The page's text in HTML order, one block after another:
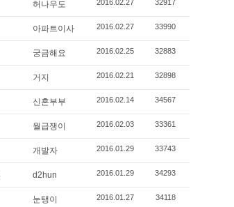
허나우도 2016.02.27 32917
아파트이사 2016.02.27 33990
궁금해요 2016.02.25 32883
거지 2016.02.21 32898
신혼부부 2016.02.14 34567
월급쟁이 2016.02.03 33361
개발자 2016.01.29 33743
d2hun 2016.01.29 34293
눈탱이 2016.01.27 34118